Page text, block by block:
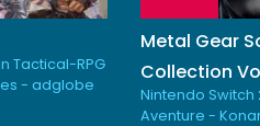
Tactical-RPG
- adglobe
Metal Gear
Collection
Nintendo
Aventure -